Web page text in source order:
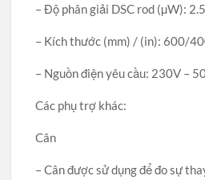
– Độ phân giải DSC rod (µW): 2.5
– Kích thước (mm) / (in): 600/
– Nguồn điện yêu cầu: 230V –
Các phụ trợ khác:
Cân
– Cân được sử dụng để đo sự